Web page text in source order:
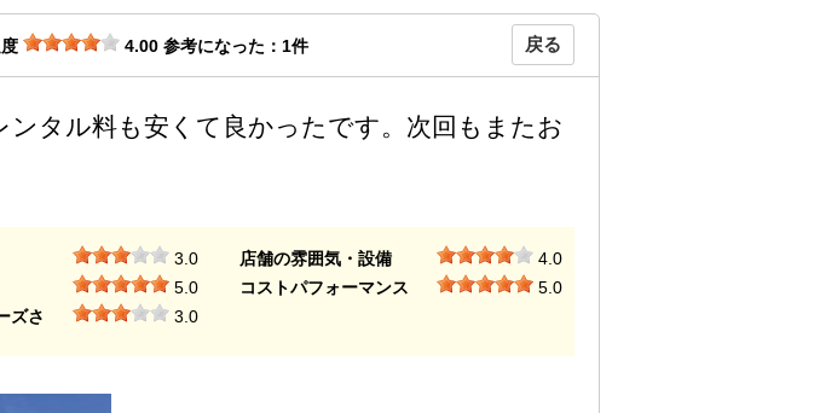
4.00 参考になった： 1件 戻る
ンタル料も安くて良かったです。次回もまたお
3.0 店舗の雰囲気・設備
4.0
5.0 コストパフォーマンス
5.0
ズさ
3.0